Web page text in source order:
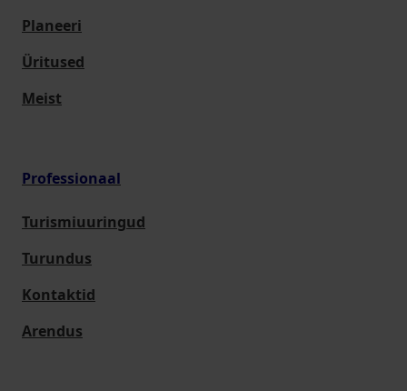
Planeeri
Üritused
Meist
Professionaal
Turismiuuringud
Turundus
Kontaktid
Arendus